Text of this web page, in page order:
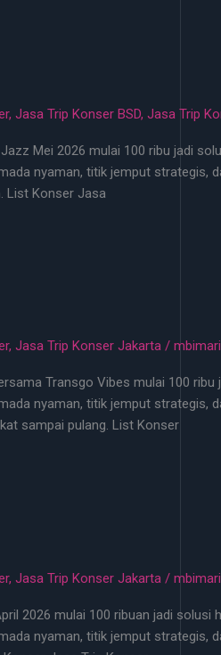
, Jasa Trip Konser BSD, Jasa Trip
Mei 2026 mulai 100 ribu jadi
nyaman, titik jemput
List Konser Jasa
, Jasa Trip Konser Jakarta /
Transgo Vibes mulai 100
nyaman, titik jemput strategis,
sampai pulang. List Konser
, Jasa Trip Konser Jakarta /
2026 mulai 100 ribuan jadi
nyaman, titik jemput strategis,